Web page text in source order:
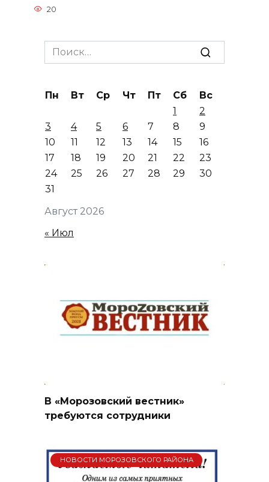
20
Search
for:
Август 2026
Пн Вт Ср Чт Пт Сб
Вс
1
2
3
4 5 6 7 8
9
10
11 12 13 14 15
16
17
18 19 20 21 22
23
24
25 26 27 28 29
30
31
« Июл
В «Морозовский вестник»
требуются сотрудники
НОВОСТИ МОРОЗОВСКОГО РАЙОНА